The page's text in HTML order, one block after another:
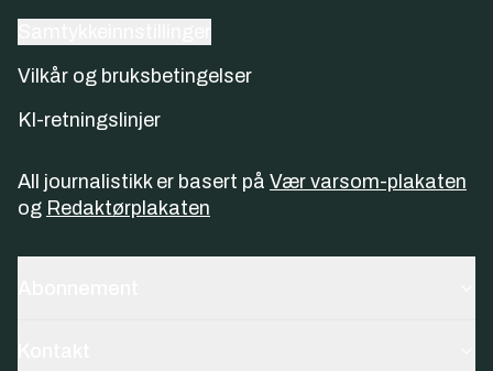
Vilkår og bruksbetingelser
KI-retningslinjer
All journalistikk er basert på Vær varsom-plakaten
og Redaktørplakaten